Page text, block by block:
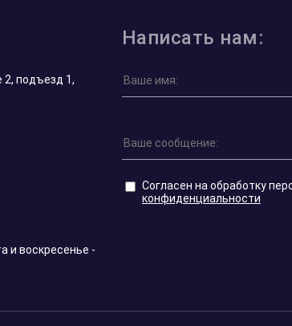
Шикарный выбор монет «Георгий
Цена на них здесь одна из самых приятных
Отзыв Яндекс Карты